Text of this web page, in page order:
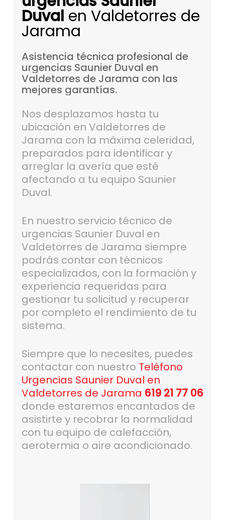
Duval en Valdetorres de
Jarama
Asistencia técnica profesional de
urgencias Saunier Duval en
Valdetorres de Jarama con las
mejores garantías.
Nos desplazamos hasta tu
ubicación en Valdetorres de
Jarama con la máxima celeridad,
preparados para identificar y
arreglar la avería que esté
afectando a tu equipo Saunier
Duval.
En nuestro servicio técnico de
urgencias Saunier Duval en
Valdetorres de Jarama siempre
podrás contar con técnicos
especializados, con la formación y
experiencia requeridas para
gestionar tu solicitud y recuperar
por completo el rendimiento de tu
sistema.
Siempre que lo necesites, puedes
contactar con nuestro Teléfono
Urgencias Saunier Duval en
Valdetorres de Jarama 619 21 77 06
donde estaremos encantados de
asistirte y recobrar la normalidad
con tu equipo de calefacción,
aerotermia o aire acondicionado.